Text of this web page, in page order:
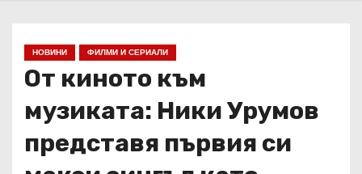
НОВИНИ ФИЛМИ И СЕРИАЛИ
От киното към
музиката: Ники Урумов
представя първия си